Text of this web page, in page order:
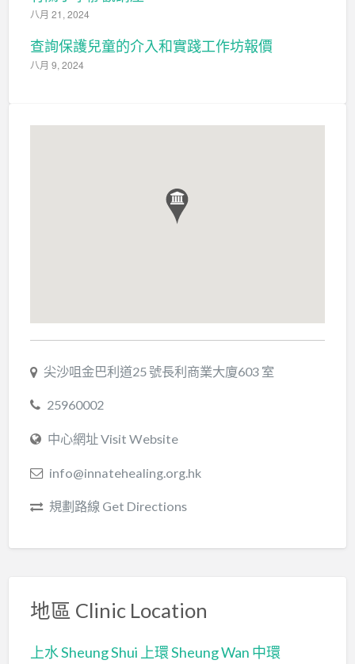
八月 21, 2024
查詢保護兒童的介入和實踐工作坊報價
八月 9, 2024
尖沙咀金巴利道25 號長利商業大廈603 室
25960002
中心網址 Visit Website
info@innatehealing.org.hk
規劃路線 Get Directions
地區 Clinic Location
上水 Sheung Shui 上環 Sheung Wan 中環